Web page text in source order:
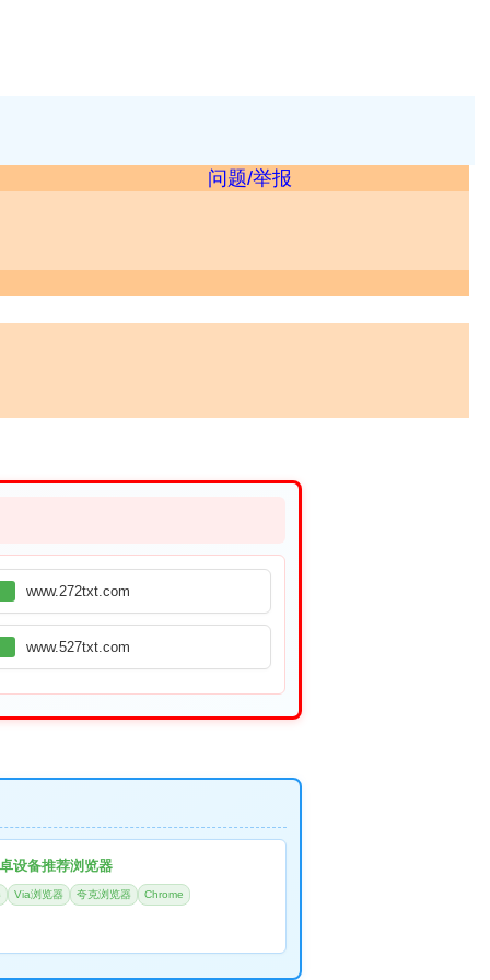
问题/举报
www.272txt.com
www.527txt.com
设备推荐浏览器
Via浏览器 夸克浏览器 Chrome